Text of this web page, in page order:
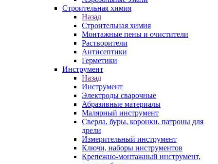
Строительная химия
Назад
Строительная химия
Монтажные пены и очистители
Растворители
Антисептики
Герметики
Инструмент
Назад
Инструмент
Электроды сварочные
Абразивные материалы
Малярный инструмент
Сверла, буры, коронки. патроны для
дрели
Измерительный инструмент
Ключи, наборы инструментов
Крепежно-монтажный инструмент,